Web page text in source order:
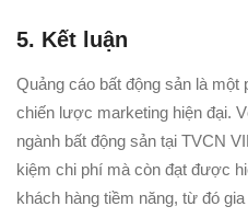
5. Kết luận
Quảng cáo bất động sản là một
chiến lược marketing hiện đại.
ngành bất động sản tại TVCN
kiệm chi phí mà còn đạt được
khách hàng tiềm năng, từ đó